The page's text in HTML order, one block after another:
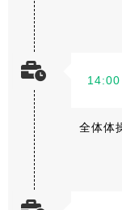
14:00
全体体